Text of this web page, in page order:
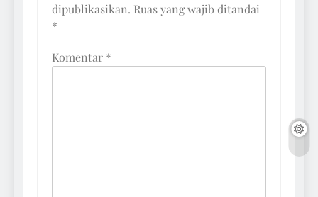
dipublikasikan. Ruas yang wajib ditandai
*
Komentar *